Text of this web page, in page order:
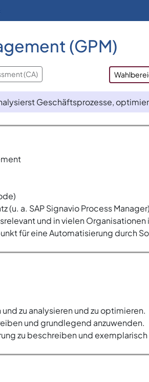
(GPM)
(CA)
Geschäftsprozesse,
(u. a. SAP Signavio Process
und in vielen
für eine Automatisierung durch
zu analysieren und zu optimieren.
und grundlegend anzuwenden.
zu beschreiben und